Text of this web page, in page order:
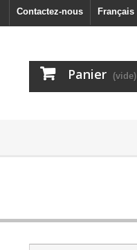
Français
Contactez-nous
Panier (vide)